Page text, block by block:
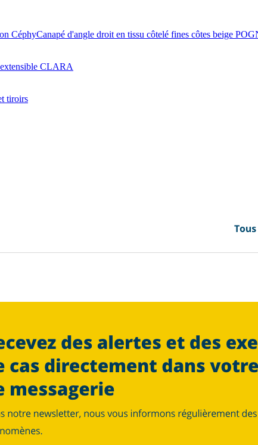
Canapé d'angle droit en tissu côtelé fines côtes beige
CLARA
tiroirs